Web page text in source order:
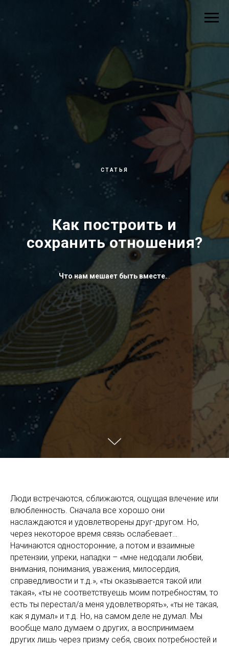
СТАТЬЯ
Как построить и
сохранить отношения?
Что нам мешает быть вместе...
Люди встречаются, сближаются, ощущая влечение или
влюбленность. Сначала все хорошо они
наслаждаются и удовлетворены друг-другом. Но,
через некоторое время связь ослабевает…
Начинаются односторонние, а потом и взаимные
претензии, упреки, нападки – «мне недодали любви,
внимания, понимания, уважения, милосердия,
справедливости и т.д.», «ты оказывается такой или
такая», «ты не соответствуешь моим потребностям, то
есть ты перестал/а меня удовлетворять», «ты не такая,
как я думал» и т.д. Но, на самом деле не думал. Мы
вообще мало думаем о других, а воспринимаем
других лишь через призму себя, своих потребностей и